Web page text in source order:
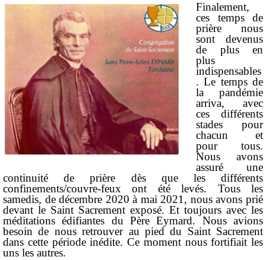
Finalement,
ces temps de
prière nous
sont devenus
de plus en
plus
indispensables
. Le temps de
la pandémie
arriva, avec
ces différents
stades pour
chacun et
pour tous.
Nous avons
assuré une
continuité de prière dès que les différents
confinements/couvre-feux ont été levés. Tous les
samedis, de décembre 2020 à mai 2021, nous avons prié
devant le Saint Sacrement exposé. Et toujours avec les
méditations édifiantes du Père Eymard. Nous avions
besoin de nous retrouver au pied du Saint Sacrement
dans cette période inédite. Ce moment nous fortifiait les
uns les autres.